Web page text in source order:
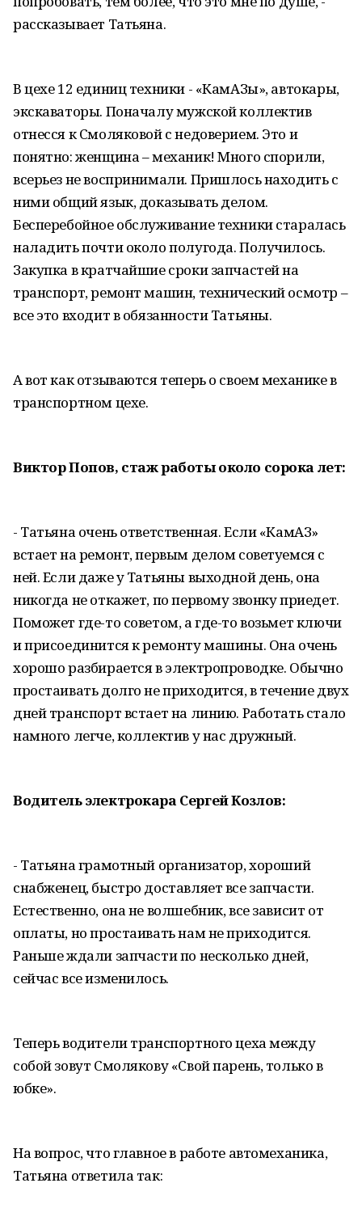
рассказывает Татьяна.
В цехе 12 единиц техники - «КамАЗы», автокары,
экскаваторы. Поначалу мужской коллектив
отнесся к Смоляковой с недоверием. Это и
понятно: женщина – механик! Много спорили,
всерьез не воспринимали. Пришлось находить с
ними общий язык, доказывать делом.
Бесперебойное обслуживание техники старалась
наладить почти около полугода. Получилось.
Закупка в кратчайшие сроки запчастей на
транспорт, ремонт машин, технический осмотр –
все это входит в обязанности Татьяны.
А вот как отзываются теперь о своем механике в
транспортном цехе.
Виктор Попов, стаж работы около сорока лет:
- Татьяна очень ответственная. Если «КамАЗ»
встает на ремонт, первым делом советуемся с
ней. Если даже у Татьяны выходной день, она
никогда не откажет, по первому звонку приедет.
Поможет где-то советом, а где-то возьмет ключи
и присоединится к ремонту машины. Она очень
хорошо разбирается в электропроводке. Обычно
простаивать долго не приходится, в течение двух
дней транспорт встает на линию. Работать стало
намного легче, коллектив у нас дружный.
Водитель электрокара Сергей Козлов:
- Татьяна грамотный организатор, хороший
снабженец, быстро доставляет все запчасти.
Естественно, она не волшебник, все зависит от
оплаты, но простаивать нам не приходится.
Раньше ждали запчасти по несколько дней,
сейчас все изменилось.
Теперь водители транспортного цеха между
собой зовут Смолякову «Свой парень, только в
юбке».
На вопрос, что главное в работе автомеханика,
Татьяна ответила так: